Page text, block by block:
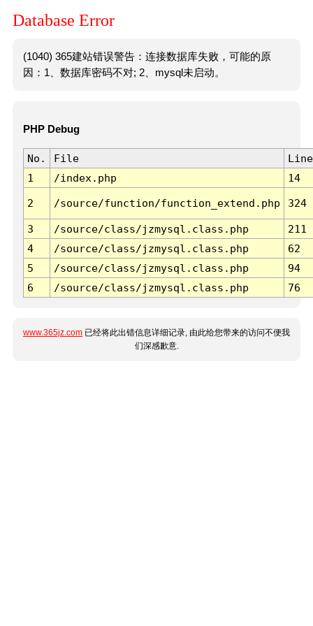
Database Error
(1040) 365建站错误警告：连接数据库失败，可能的原
因：1、数据库密码不对; 2、mysql未启动。
PHP Debug
No. File
Line
1
/index.php 14
2 /source/function/function_extend.php 324
3 /source/class/jzmysql.class.php
211
4
/source/class/jzmysql.class.php
62
5
/source/class/jzmysql.class.php
94
6
/source/class/jzmysql.class.php 76
www.365jz.com 已经将此出错信息详细记录, 由此给您带来的访问不便我
们深感歉意.